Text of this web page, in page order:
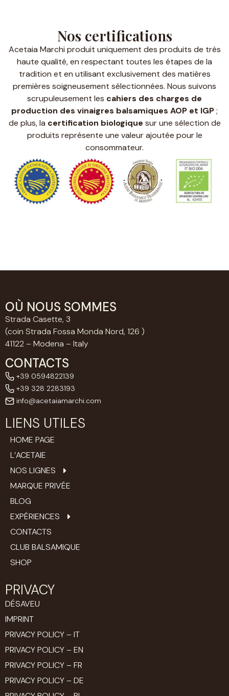
Nos certifications
Acetaia Marchi produit uniquement des produits de très
haute qualité, en respectant toutes les étapes de la
tradition et en utilisant exclusivement des matières
premières soigneusement sélectionnées. Nous suivons
scrupuleusement les cahiers des charges de
production des vinaigres balsamiques AOP et IGP;
de plus, la certification biologique sur une sélection de
produits représente une valeur ajoutée pour le
consommateur.
OÙ NOUS SOMMES
Strada Casette, 3
(coin Strada Fossa Monda Nord, 126 )
41122 – Modena – Italy
CONTACTS
+39 0594822139
+39 328 2283193
info@acetaiamarchi.com
LIENS UTILES
HOME PAGE
L’ACETAIE
NOS LIGNES
MARQUE PRIVÉE
BLOG
EXPÉRIENCES
CONTACTS
CLUB BALSAMIQUE
SHOP
PRIVACY
DÉSAVEU
IMPRINT
PRIVACY POLICY – IT
PRIVACY POLICY – EN
PRIVACY POLICY – FR
PRIVACY POLICY – DE